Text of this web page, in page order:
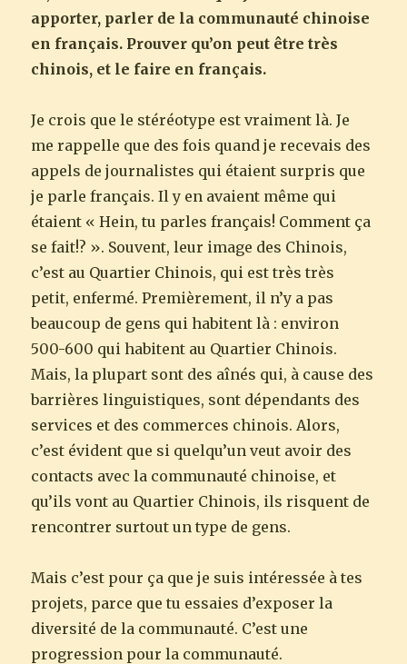
apporter, parler de la communauté chinoise
en français. Prouver qu’on peut être très
chinois, et le faire en français.
Je crois que le stéréotype est vraiment là. Je
me rappelle que des fois quand je recevais des
appels de journalistes qui étaient surpris que
je parle français. Il y en avaient même qui
étaient « Hein, tu parles français! Comment ça
se fait!? ». Souvent, leur image des Chinois,
c’est au Quartier Chinois, qui est très très
petit, enfermé. Premièrement, il n’y a pas
beaucoup de gens qui habitent là : environ
500-600 qui habitent au Quartier Chinois.
Mais, la plupart sont des aînés qui, à cause des
barrières linguistiques, sont dépendants des
services et des commerces chinois. Alors,
c’est évident que si quelqu’un veut avoir des
contacts avec la communauté chinoise, et
qu’ils vont au Quartier Chinois, ils risquent de
rencontrer surtout un type de gens.
Mais c’est pour ça que je suis intéressée à tes
projets, parce que tu essaies d’exposer la
diversité de la communauté. C’est une
progression pour la communauté.